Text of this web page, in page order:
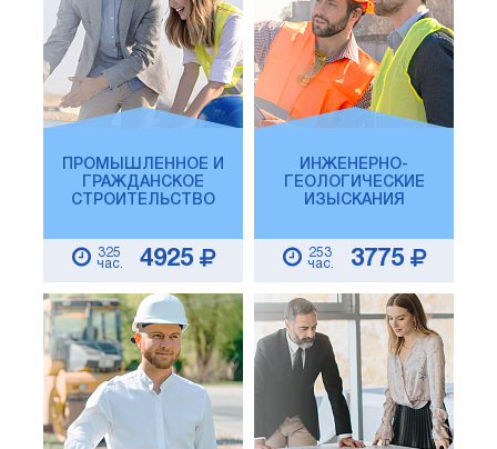
ПРОМЫШЛЕННОЕ И
ГРАЖДАНСКОЕ
СТРОИТЕЛЬСТВО
325
час.
4925
ИНЖЕНЕРНО-
ГЕОЛОГИЧЕСКИЕ
ИЗЫСКАНИЯ
253
час.
3775